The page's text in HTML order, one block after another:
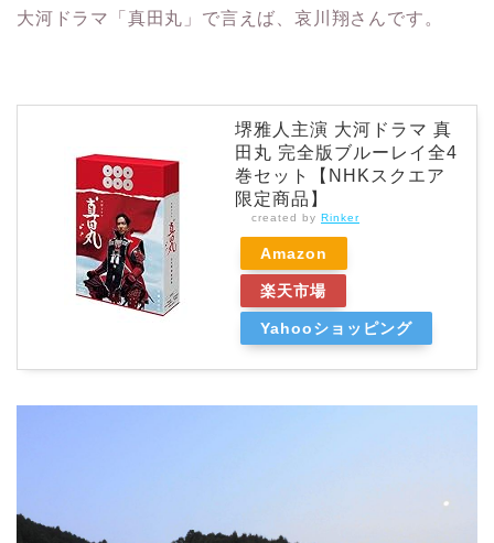
大河ドラマ「真田丸」で言えば、哀川翔さんです。
堺雅人主演 大河ドラマ 真
田丸 完全版ブルーレイ全4
巻セット【NHKスクエア
限定商品】
created by Rinker
Amazon
楽天市場
Yahooショッピング